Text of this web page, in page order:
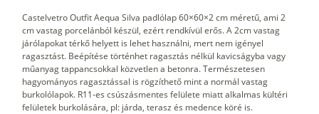
Castelvetro Outfit Aequa Silva padlólap 60×60×2 cm méretű, ami 2
cm vastag porcelánból készül, ezért rendkívül erős. A 2cm vastag
járólapokat térkő helyett is lehet használni, mert nem igényel
ragasztást. Beépítése történhet ragasztás nélkül kavicságyba vagy
műanyag tappancsokkal közvetlen a betonra. Természetesen
hagyományos ragasztással is rögzíthető mint a normál vastag
burkolólapok. R11-es csúszásmentes felülete miatt alkalmas kültéri
felületek burkolására, pl: járda, terasz és medence köré is.